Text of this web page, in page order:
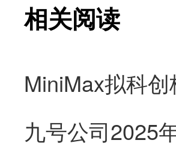
相关阅读
九号公司2025